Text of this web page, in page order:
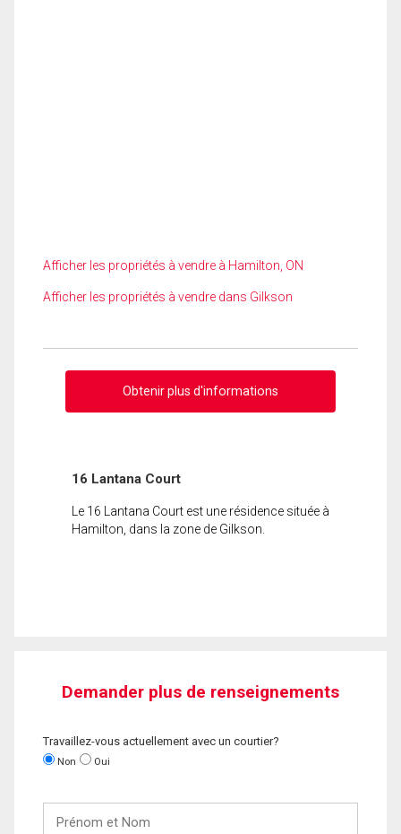
Afficher les propriétés à vendre à Hamilton, ON
Afficher les propriétés à vendre dans Gilkson
Obtenir plus d'informations
16 Lantana Court
Le 16 Lantana Court est une résidence située à
Hamilton, dans la zone de Gilkson.
Demander plus de renseignements
Travaillez-vous actuellement avec un courtier?
Non Oui